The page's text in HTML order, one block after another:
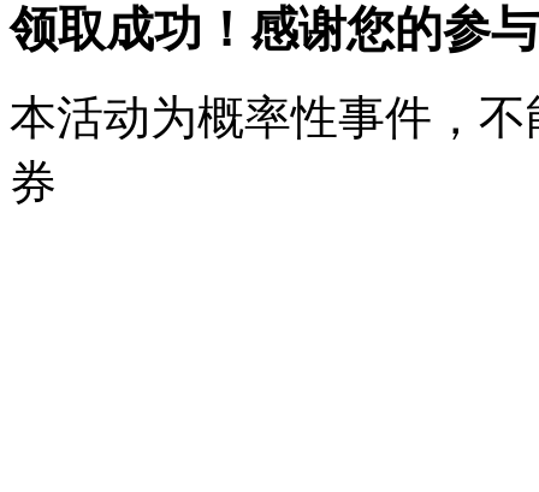
领取成功！感谢您的参
本活动为概率性事件，
券